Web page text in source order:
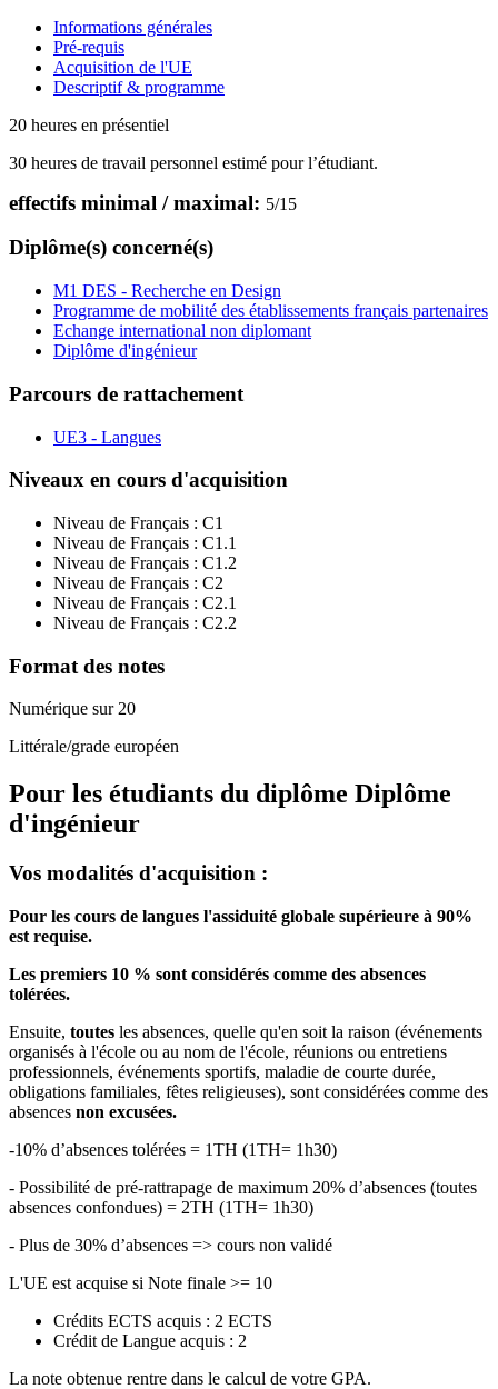
Informations générales
Pré-requis
Acquisition de l'UE
Descriptif & programme
20 heures en présentiel
30 heures de travail personnel estimé pour l’étudiant.
effectifs minimal / maximal: 5/15
Diplôme(s) concerné(s)
M1 DES - Recherche en Design
Programme de mobilité des établissements français partenaires
Echange international non diplomant
Diplôme d'ingénieur
Parcours de rattachement
UE3 - Langues
Niveaux en cours d'acquisition
Niveau de Français : C1
Niveau de Français : C1.1
Niveau de Français : C1.2
Niveau de Français : C2
Niveau de Français : C2.1
Niveau de Français : C2.2
Format des notes
Numérique sur 20
Littérale/grade européen
Pour les étudiants du diplôme Diplôme
d'ingénieur
Vos modalités d'acquisition :
Pour les cours de langues l'assiduité globale supérieure à 90%
est requise.
Les premiers 10 % sont considérés comme des absences
tolérées.
Ensuite, toutes les absences, quelle qu'en soit la raison (événements
organisés à l'école ou au nom de l'école, réunions ou entretiens
professionnels, événements sportifs, maladie de courte durée,
obligations familiales, fêtes religieuses), sont considérées comme des
absences non excusées.
-10% d’absences tolérées = 1TH (1TH= 1h30)
- Possibilité de pré-rattrapage de maximum 20% d’absences (toutes
absences confondues) = 2TH (1TH= 1h30)
- Plus de 30% d’absences => cours non validé
L'UE est acquise si Note finale >= 10
Crédits ECTS acquis : 2 ECTS
Crédit de Langue acquis : 2
La note obtenue rentre dans le calcul de votre GPA.